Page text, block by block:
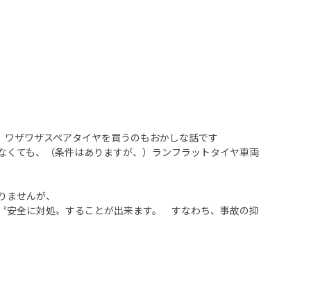
ザワザスペアタイヤを買うのもおかしな話です
ても、（条件はありますが、）ランフラットタイヤ車両
せんが、
安全に対処〟することが出来ます。 すなわち、事故の抑